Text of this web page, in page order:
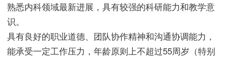
熟悉内科领域最新进展，具有较强的科研能力和教学意
识。
具有良好的职业道德、团队协作精神和沟通协调能力，
能承受一定工作压力，年龄原则上不超过55周岁（特别